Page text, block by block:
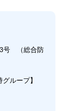
号 （総合防
ループ】